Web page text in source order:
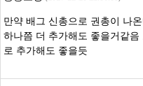
만약 배그 신총으로 권총이 나
하나쯤 더 추가해도 좋을거같
로 추가해도 좋을듯